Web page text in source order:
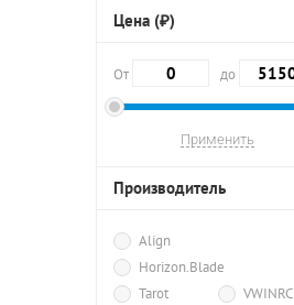
Цена (₽)
От до
Производитель
Align
Horizon.Blade
Tarot
VWINRC